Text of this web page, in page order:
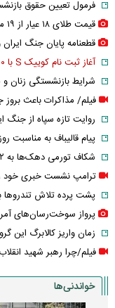
فرمول تعیین حقوق
قیمت طلای ۱۸ عیار از ۱۹ میلیون گذشت
قطعنامه پایان جنگ
آغاز ثبت نام کوییک S با ۵۰۰ میلیون تومان+ لینک
شرایط بازنشستگی زنان و
فیلم/ مذاکرات باعث
روایت تازه سپاه از جنگ
پیام قالیباف به مناسبت
شکاف تورمی دهک‌ها به ۱۵.۲ درصد رسید
ترامپ نشست خبری خود
پشت پرده تلاش تندروها
پرواز سوخت‌رسان‌های
زمان واریز کالابرگ این
فیلم/چرا رهبر شهید
خواندنی‌ها